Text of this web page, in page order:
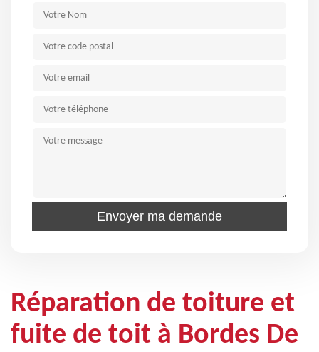
Réparation de toiture et
fuite de toit à Bordes De